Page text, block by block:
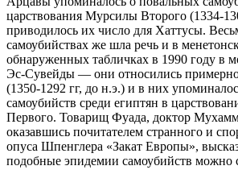
царствования Мурсилы Второго
приводилось их число для Хаттусы.
самоубийствах же шла речь и в
обнаруженных табличках в 1990 году в
Эс‑Сувейды — они относились
(1350‑1292 гг, до н.э.) и в них
самоубийств среди египтян в
Первого. Товарищ Фуада, доктор
оказавшись почитателем странного и
опуса Шпенглера «Закат Европы»,
подобные эпидемии самоубийств можно